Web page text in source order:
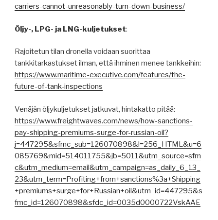
carriers-cannot-unreasonably-turn-down-business/
Öljy-, LPG- ja LNG-kuljetukset:
Rajoitetun tilan dronella voidaan suorittaa
tankkitarkastukset ilman, että ihminen menee tankkeihin:
https://www.maritime-executive.com/features/the-
future-of-tank-inspections
Venäjän öljykuljetukset jatkuvat, hintakatto pitää:
https://www.freightwaves.com/news/how-sanctions-
pay-shipping-premiums-surge-for-russian-oil?
j=447295&sfmc_sub=126070898&l=256_HTML&u=6
085769&mid=514011755&jb=5011&utm_source=sfm
c&utm_medium=email&utm_campaign=as_daily_6_13_
23&utm_term=Profiting+from+sanctions%3a+Shipping
+premiums+surge+for+Russian+oil&utm_id=447295&s
fmc_id=126070898&sfdc_id=0035d0000722VskAAE